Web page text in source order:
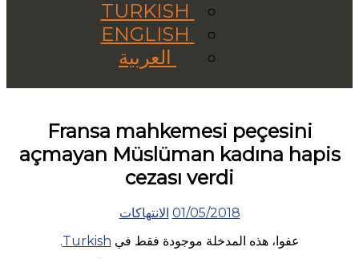
العربية
Fransa mahkemesi peçesini
açmayan Müslüman kadına hapis
cezası verdi
01/05/2018 الانتهاكات
عفوا، هذه المدخلة موجودة فقط في Turkish
.